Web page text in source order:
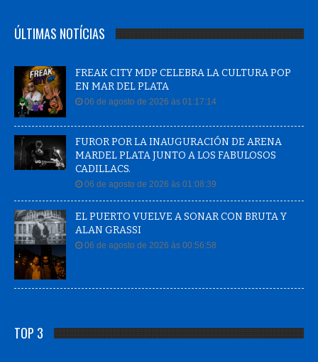
ÚLTIMAS NOTÍCIAS
FREAK CITY MDP CELEBRA LA CULTURA POP
EN MAR DEL PLATA
06 de agosto de 2026 às 01:17:14
FUROR POR LA INAUGURACIÓN DE ARENA
MARDEL PLATA JUNTO A LOS FABULOSOS
CADILLACS.
06 de agosto de 2026 às 01:08:39
EL PUERTO VUELVE A SONAR CON BRUTA Y
ALAN GRASSI
06 de agosto de 2026 às 00:56:58
TOP 3